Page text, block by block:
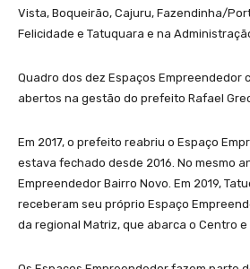
Vista, Boqueirão, Cajuru, Fazendinha/
Felicidade e Tatuquara e na
Quadro dos dez Espaços Empreendedor
abertos na gestão do prefeito Rafael
Em 2017, o prefeito reabriu o Espaço
estava fechado desde 2016. No mesmo
Empreendedor Bairro Novo. Em 2019,
receberam seu próprio Espaço
da regional Matriz, que abarca o Centro e